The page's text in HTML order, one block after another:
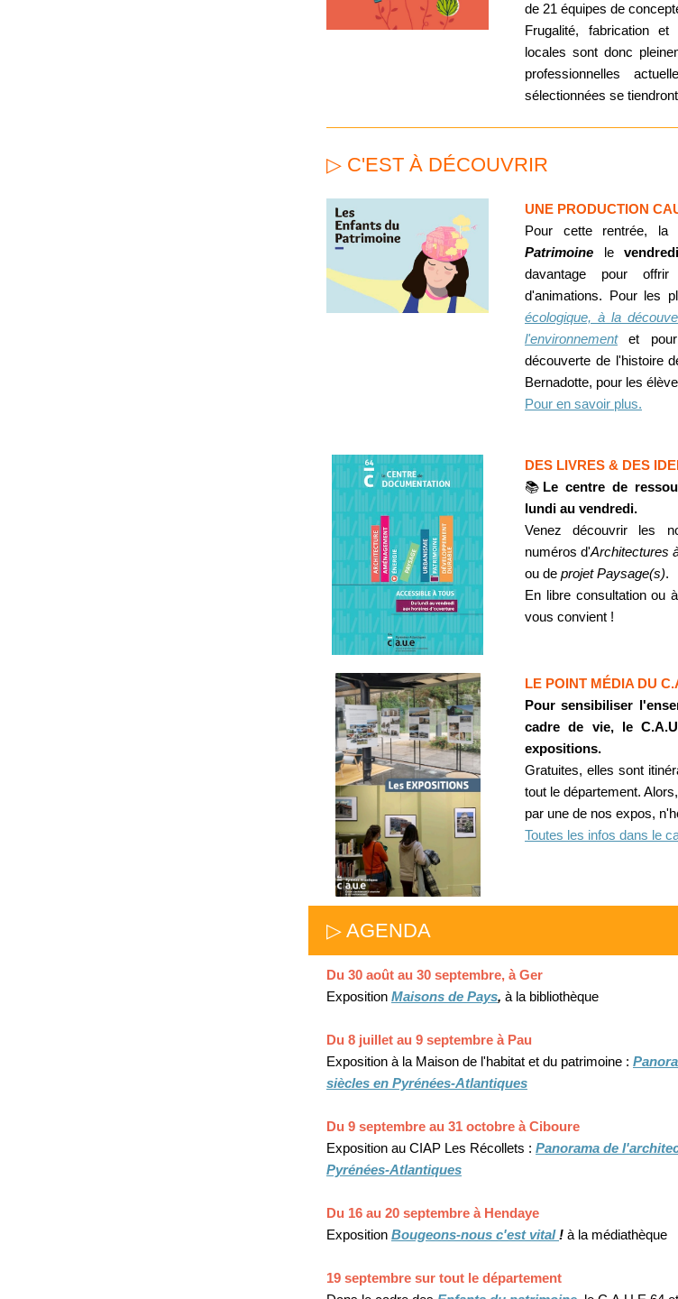
de 21 équipes de
Frugalité, fabrication
locales sont donc
professionnelles
sélectionnées se
▷ C'EST À DÉCOUVRIR
UNE PRODUCTION
Pour cette rentrée, la
Patrimoine le
davantage pour
d'animations. Pour les
écologique, à la
l'environnementet pour
découverte de l'histoire
Bernadotte, pour les
Pour en savoir plus.
DES LIVRES & DES
📚 Le centre de
lundi au vendredi.
Venez découvrir les
numéros d'Architectures
ou de projet Paysage(s).
En libre consultation ou
vous convient !
LE POINT MÉDIA DU
Pour sensibiliser
cadre de vie, le
expositions.
Gratuites, elles sont
tout le département.
par une de nos expos,
Toutes les infos dans le
▷ AGENDA
Du 30 août au 30 septembre, à Ger
Exposition Maisons de Pays, à la bibliothèque
Du 8 juillet au 9 septembre à Pau
Exposition à la Maison de l'habitat et du patrimoine :
siècles en Pyrénées-Atlantiques
Du 9 septembre au 31 octobre à Ciboure
Exposition au CIAP Les Récollets : Panorama de
Pyrénées-Atlantiques
Du 16 au 20 septembre à Hendaye
Exposition Bougeons-nous c'est vital! à la médiathèque
19 septembre sur tout le département